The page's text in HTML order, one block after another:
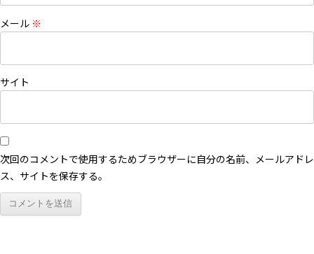
メール ※
サイト
次回のコメントで使用するためブラウザーに自分の名前、メールアドレ
ス、サイトを保存する。